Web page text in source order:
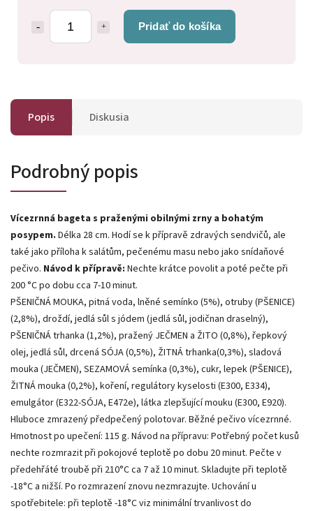
Pridať do košíka
Popis Diskusia
Podrobný popis
Vícezrnná bageta s praženými obilnými zrny a bohatým
posypem. Délka 28 cm. Hodí se k přípravě zdravých sendvičů, ale
také jako příloha k salátům, pečenému masu nebo jako snídaňové
pečivo. Návod k přípravě: Nechte krátce povolit a poté pečte při
200 °C po dobu cca 7-10 minut.
PŠENIČNÁ MOUKA, pitná voda, lněné semínko (5%), otruby (PŠENICE)
(2,8%), droždí, jedlá sůl s jódem (jedlá sůl, jodičnan draselný),
PŠENIČNÁ trhanka (1,2%), pražený JEČMEN a ŽITO (0,8%), řepkový
olej, jedlá sůl, drcená SÓJA (0,5%), ŽITNÁ trhanka(0,3%), sladová
mouka (JEČMEN), SEZAMOVÁ semínka (0,3%), cukr, lepek (PŠENICE),
ŽITNÁ mouka (0,2%), koření, regulátory kyselosti (E300, E334),
emulgátor (E322-SÓJA, E472e), látka zlepšující mouku (E300, E920).
Hluboce zmrazený předpečený polotovar. Běžné pečivo vícezrnné.
Hmotnost po upečení: 115 g. Návod na přípravu: Potřebný počet kusů
nechte rozmrazit při pokojové teplotě po dobu 20 minut. Pečte v
předehřáté troubě při 210°C ca 7 až 10 minut. Skladujte při teplotě
-18°C a nižší. Po rozmrazení znovu nezmrazujte. Uchování u
spotřebitele: při teplotě -18°C viz minimální trvanlivost do